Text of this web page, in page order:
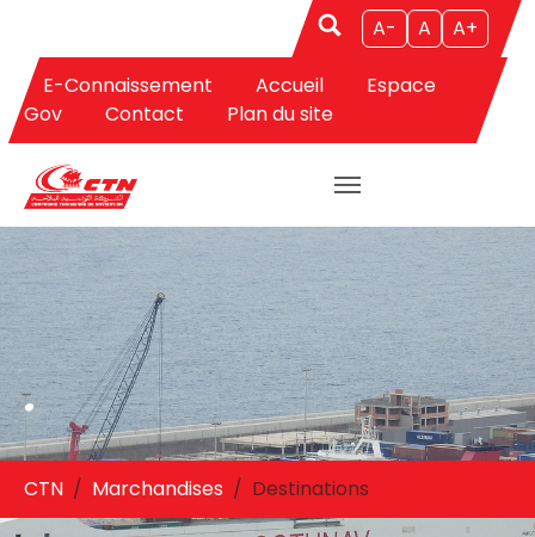
A- A A+
E-Connaissement Accueil
Espace
Gov
Contact Plan du site
.
Vous êtes ici:
CTN Marchandises Destinations